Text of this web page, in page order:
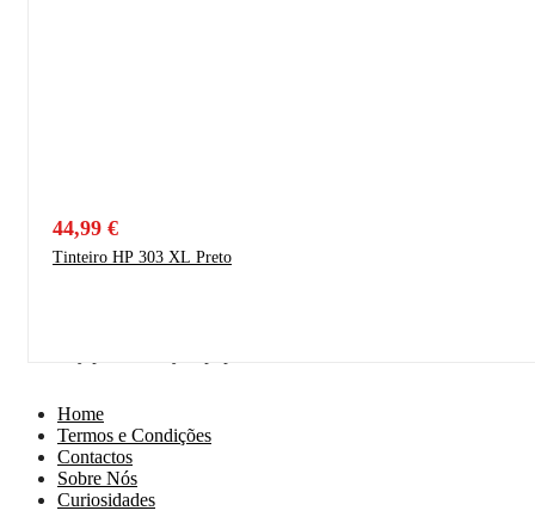
44,99 €
Tinteiro HP 303 XL Preto
Home
Termos e Condições
Contactos
Sobre Nós
Curiosidades